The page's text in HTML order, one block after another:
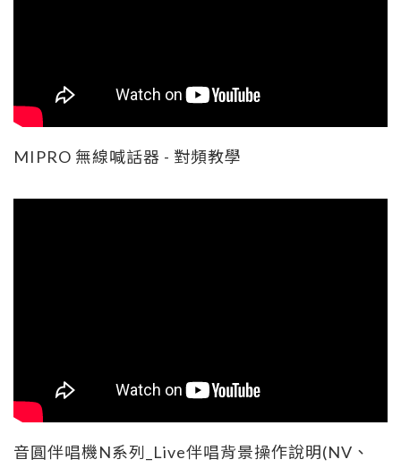
MIPRO 無線喊話器 - 對頻教學
音圓伴唱機N系列_Live伴唱背景操作說明(NV、